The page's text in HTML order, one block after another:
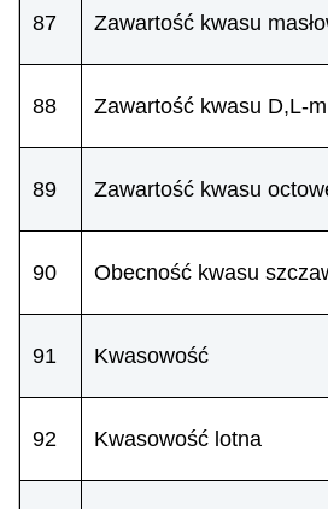
87 Zawartość kwasu
88 Zawartość kwasu D,L-
89 Zawartość kwasu
90 Obecność kwasu
91 Kwasowość
92 Kwasowość lotna